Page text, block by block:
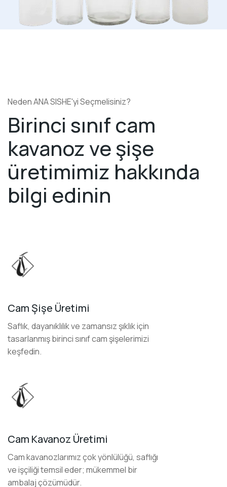
Neden ANA SISHE'yi Seçmelisiniz?
Birinci sınıf cam
kavanoz ve şişe
üretimimiz hakkında
bilgi edinin
Cam Şişe Üretimi
Saflık, dayanıklılık ve zamansız şıklık için
tasarlanmış birinci sınıf cam şişelerimizi
keşfedin.
Cam Kavanoz Üretimi
Cam kavanozlarımız çok yönlülüğü, saflığı
ve işçiliği temsil eder; mükemmel bir
ambalaj çözümüdür.